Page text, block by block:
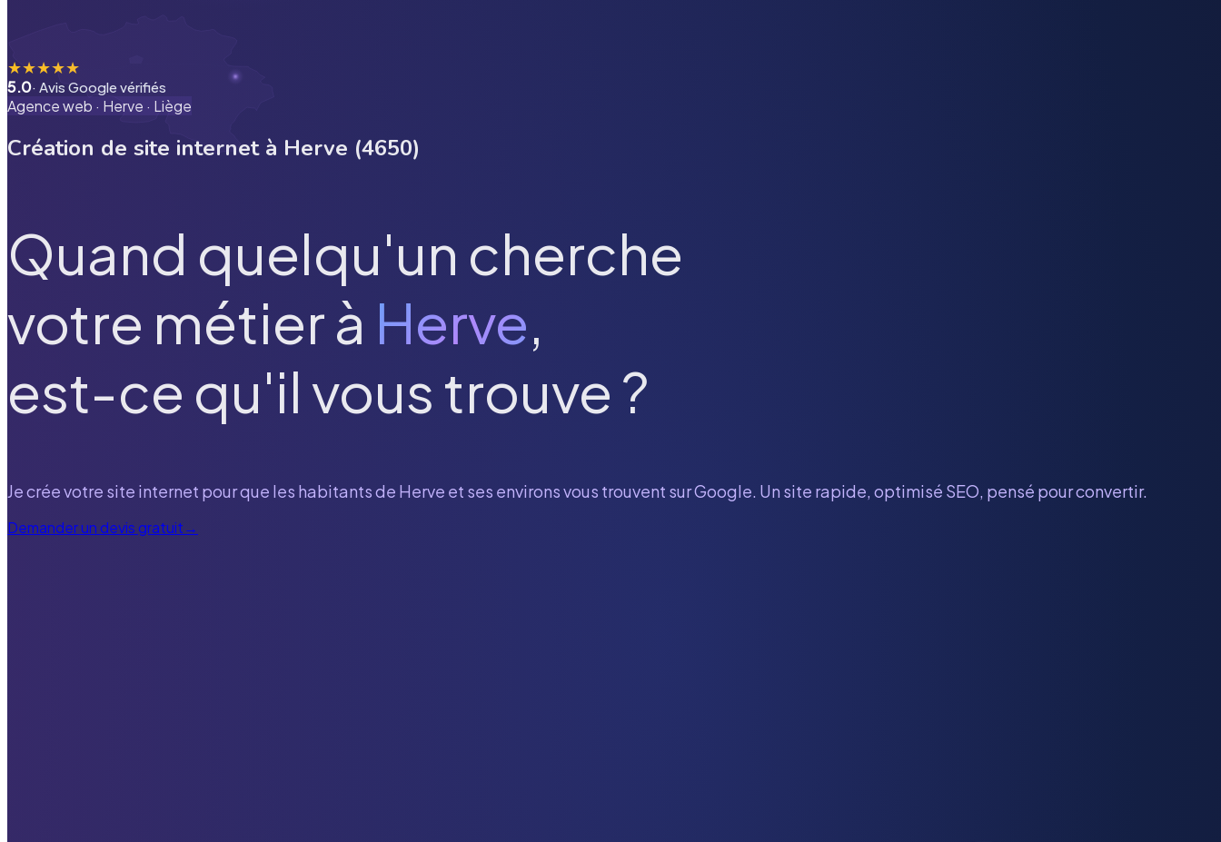
★★★★★
5.0· Avis Google vérifiés
Agence web · Herve · Liège
Création de site internet à Herve (4650)
Quand quelqu'un cherche
votre métier à Herve,
est-ce qu'il vous trouve ?
Je crée votre site internet pour que les habitants de Herve et ses environs vous trouvent sur Google. Un site rapide, optimisé SEO, pensé pour convertir.
Demander un devis gratuit→